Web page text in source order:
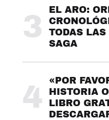
3
EL ARO:
TODAS
SAGA
4
«POR
HISTORIA
LIBRO